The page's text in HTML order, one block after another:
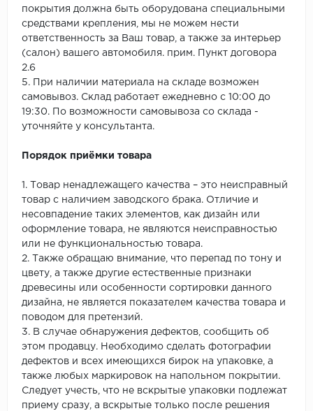
покрытия должна быть оборудована специальными
средствами крепления, мы не можем нести
ответственность за Ваш товар, а также за интерьер
(салон) вашего автомобиля. прим. Пункт договора
2.6
5. При наличии материала на складе возможен
самовывоз. Склад работает ежедневно с 10:00 до
19:30. По возможности самовывоза со склада -
уточняйте у консультанта.
Порядок приёмки товара
1. Товар ненадлежащего качества – это неисправный
товар с наличием заводского брака. Отличие и
несовпадение таких элементов, как дизайн или
оформление товара, не являются неисправностью
или не функциональностью товара.
2. Также обращаю внимание, что перепад по тону и
цвету, а также другие естественные признаки
древесины или особенности сортировки данного
дизайна, не является показателем качества товара и
поводом для претензий.
3. В случае обнаружения дефектов, сообщить об
этом продавцу. Необходимо сделать фотографии
дефектов и всех имеющихся бирок на упаковке, а
также любых маркировок на напольном покрытии.
Следует учесть, что не вскрытые упаковки подлежат
приему сразу, а вскрытые только после решения